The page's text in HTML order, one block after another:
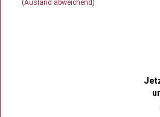
(Ausland abweichend)